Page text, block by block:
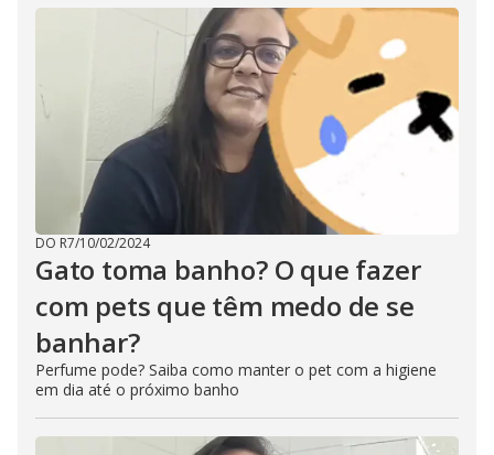
DO R7/10/02/2024
Gato toma banho? O que fazer
com pets que têm medo de se
banhar?
Perfume pode? Saiba como manter o pet com a higiene
em dia até o próximo banho